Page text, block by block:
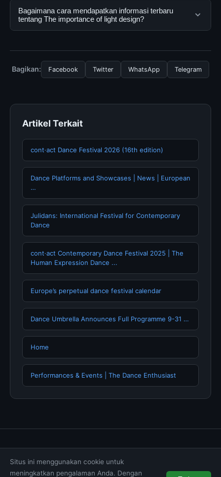
dapat menggunakannya dengan mengunjungi situs
resmi dan mengikuti panduan yang tersedia.
Ya, The importance of light design dapat diakses
secara gratis oleh semua pengguna. Tidak ada biaya
tersembunyi atau langganan yang diperlukan untuk
Bagaimana cara mendapatkan informasi terbaru
tentang The importance of light design?
halaman resmi kami secara berkala. Kami selalu
memperbarui konten dengan informasi terkini dan
Bagikan: Facebook Twitter WhatsApp Telegram
Artikel Terkait
cont·act Dance Festival 2026 (16th edition)
Dance Platforms and Showcases | News | European
…
Julidans: International Festival for Contemporary
Dance
cont·act Contemporary Dance Festival 2025 | The
Human Expression Dance ...
Europe’s perpetual dance festival calendar
Dance Umbrella Announces Full Programme 9-31 …
Home
Performances & Events | The Dance Enthusiast
Syarat & Ketentuan
Situs ini menggunakan cookie untuk
meningkatkan pengalaman Anda. Dengan